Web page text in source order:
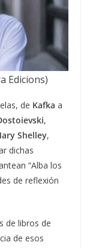
Edicions)
de Kafka a
,
Shelley,
dichas
“Alba los
de reflexión
de libros de
de esos